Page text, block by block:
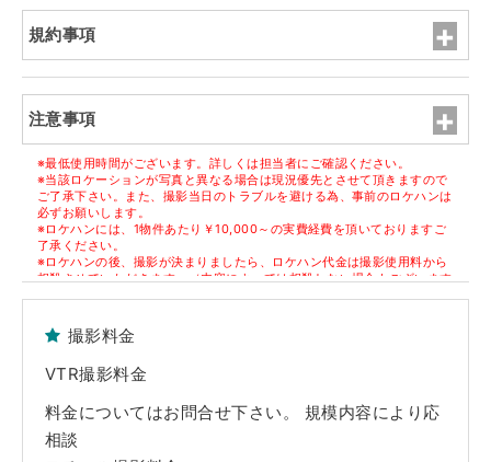
規約事項
注意事項
※最低使用時間がございます。詳しくは担当者にご確認ください。
※当該ロケーションが写真と異なる場合は現況優先とさせて頂きますので
ご了承下さい。また、撮影当日のトラブルを避ける為、事前のロケハンは
必ずお願いします。
※ロケハンには、1物件あたり￥10,000～の実費経費を頂いておりますご
了承ください。
※ロケハンの後、撮影が決まりましたら、ロケハン代金は撮影使用料から
相殺させていただきます。（内容によっては相殺しない場合もございます
■原状回復
※躯体・設備・什器・内装・家具・備品等の破損や汚損につきましては、
ト及びロケハウスの実営業に支障がでた場合、その休業補償も併せて請求
させていただきます。
■免責事項
撮影料金
VTR撮影料金
料金についてはお問合せ下さい。 規模内容により応
相談